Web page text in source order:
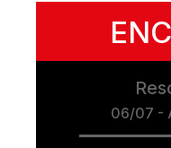
06/07 -